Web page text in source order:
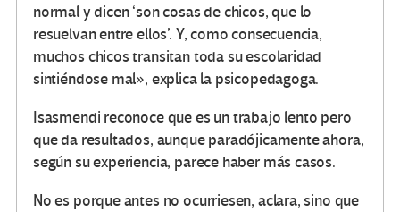
normal y dicen ‘son cosas de chicos, que lo
resuelvan entre ellos’. Y, como consecuencia,
muchos chicos transitan toda su escolaridad
sintiéndose mal», explica la psicopedagoga.
Isasmendi reconoce que es un trabajo lento pero
que da resultados, aunque paradójicamente ahora,
según su experiencia, parece haber más casos.
No es porque antes no ocurriesen, aclara, sino que